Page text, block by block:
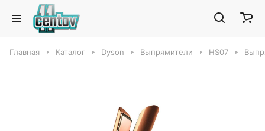
Главная Каталог Dyson Выпрямители HS07